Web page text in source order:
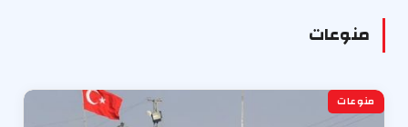
منوعات
منوعات